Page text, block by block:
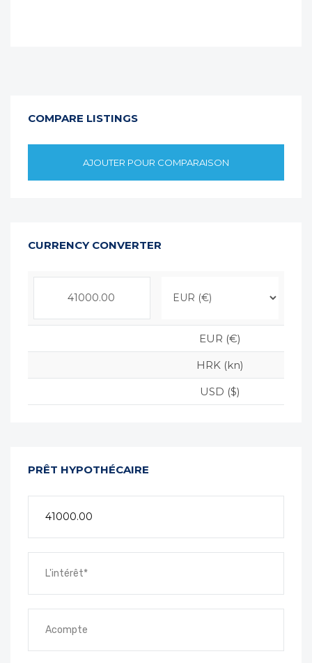
COMPARE LISTINGS
AJOUTER POUR COMPARAISON
CURRENCY CONVERTER
EUR (€)
HRK (kn)
USD ($)
PRÊT HYPOTHÉCAIRE